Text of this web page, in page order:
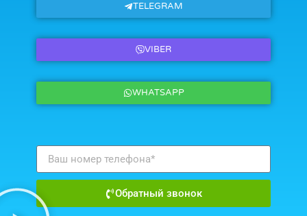
TELEGRAM
VIBER
WHATSAPP
Обратный звонок